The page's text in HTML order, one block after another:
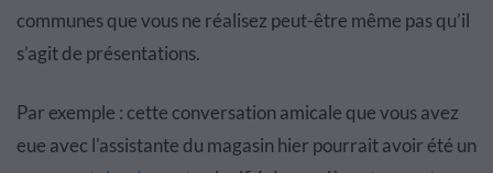
communes que vous ne réalisez peut-être même pas qu’il
s’agit de présentations.
Par exemple : cette conversation amicale que vous avez
eue avec l'assistante du magasin hier pourrait avoir été un